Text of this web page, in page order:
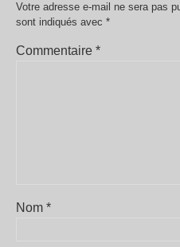
Votre adresse e-mail ne sera pas
sont indiqués avec *
Commentaire *
Nom *